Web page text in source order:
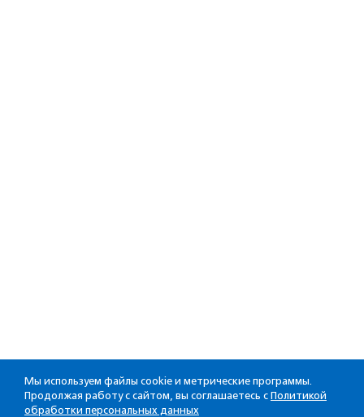
Мы используем файлы cookie и метрические программы.
Продолжая работу с сайтом, вы соглашаетесь с Политикой
обработки персональных данных